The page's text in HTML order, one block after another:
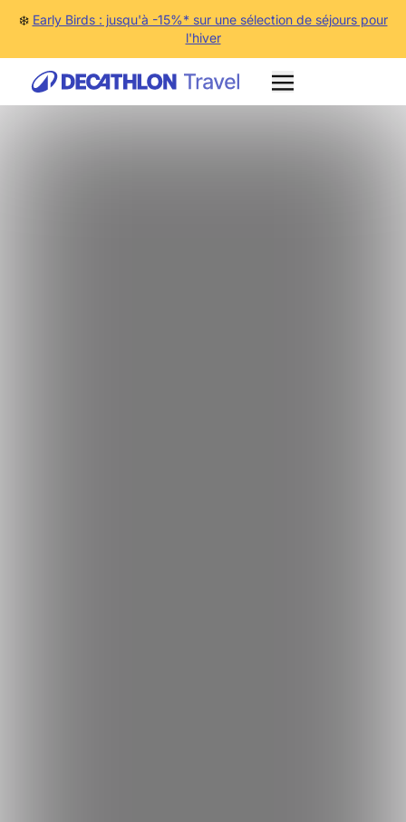
❄️ Early Birds : jusqu'à -15%* sur une sélection de séjours pour
l'hiver